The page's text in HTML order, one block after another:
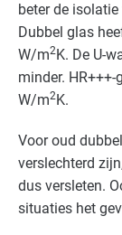
Detailhandel -
Detailhandel -
Grafische
Handel en
Industrie - hout
beter de
Dubbel glas
W/m2K. De U-
minder.
W/m2K.
Voor oud
verslechterd
dus versleten.
situaties het